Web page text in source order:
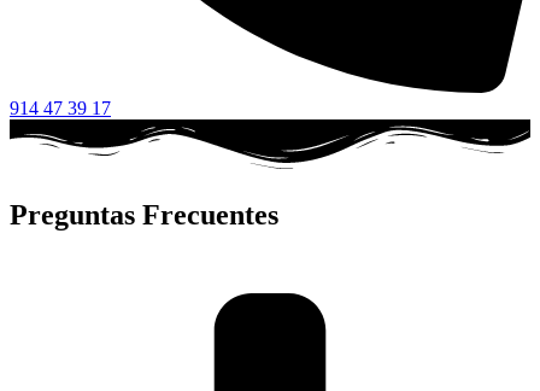
914 47 39 17
Preguntas Frecuentes